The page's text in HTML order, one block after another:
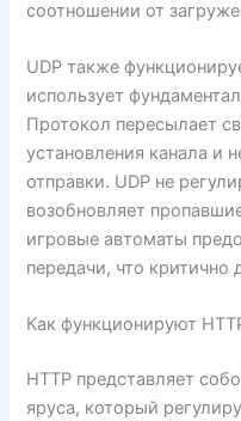
соотношении от
UDP также
использует
Протокол пересылает
установления канала и
отправки. UDP не
возобновляет
игровые автоматы
передачи, что критично
Как функционируют
HTTP представляет
яруса, который